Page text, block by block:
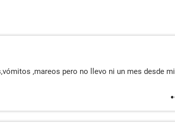
,mareos pero no llevo ni un mes desde mi